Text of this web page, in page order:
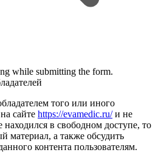
while submitting the form.
того или иного
сайте https://evamedic.ru/и не
находился в свободном доступе, то
материал, а также обсудить
контента пользователям.